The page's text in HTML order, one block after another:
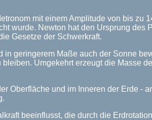
mit einem Amplitude von bis zu
wurde. Newton hat den Ursprung des
Gesetze der Schwerkraft.
geringerem Maße auch der Sonne
Umgekehrt erzeugt die Masse
Oberfläche und im Inneren der Erde -
beeinflusst, die durch die